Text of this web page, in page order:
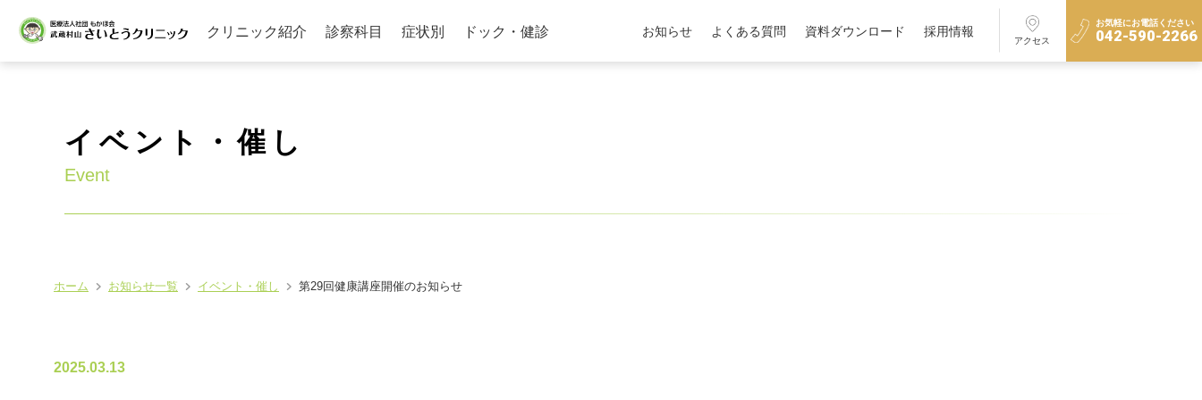
クリニック紹介 診察科目 症状別 ドック・健診 お知らせ よくある質問 資料ダウンロード 採用情報
アクセス
お気軽にお電話ください
042-590-2266
イベント・催し
Event
ホーム お知らせ一覧 イベント・催し 第29回健康講座開催のお知らせ
2025.03.13